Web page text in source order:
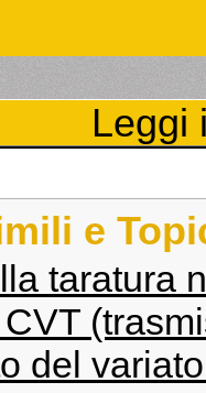
Leggi
e
taratura
del